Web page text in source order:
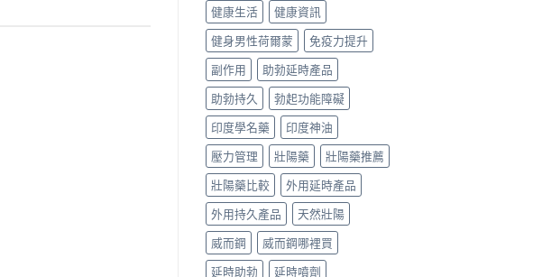
健康生活
健康資訊
健身男性荷爾蒙
免疫力提升
副作用
助勃延時產品
助勃持久
勃起功能障礙
印度學名藥
印度神油
壓力管理
壯陽藥
壯陽藥推薦
壯陽藥比較
外用延時產品
外用持久產品
天然壯陽
威而鋼
威而鋼哪裡買
延時助勃
延時噴劑